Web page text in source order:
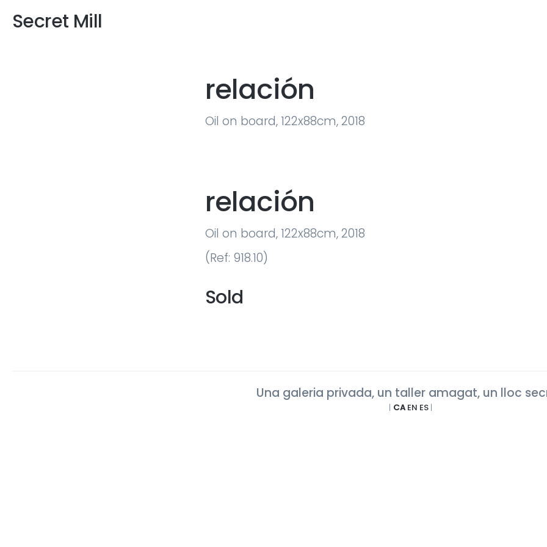
Secret Mill
relación
Oil on board, 122x88cm, 2018
relación
Oil on board, 122x88cm, 2018
(Ref: 918.10)
Sold
Una galeria privada, un taller amagat, un lloc
| CA EN ES |